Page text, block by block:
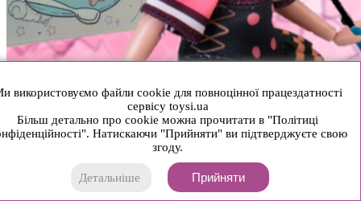
використовуємо файли cookie для повноцінної працездатності
сервісу toysi.ua
Більш детально про cookie можна прочитати в "Політиці
Натискаючи "Прийняти" ви підтверджуєте свою
згоду.
Детальніше Прийняти